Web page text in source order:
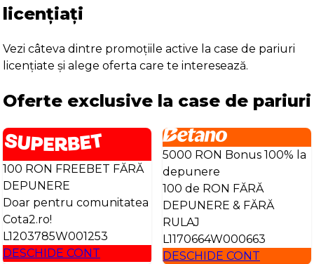
licențiați
Vezi câteva dintre promoțiile active la case de pariuri
licențiate și alege oferta care te interesează.
Oferte exclusive la case de pariuri
100 RON FREEBET FĂRĂ
DEPUNERE
Doar pentru comunitatea
Cota2.ro!
L1203785W001253
DESCHIDE CONT
5000 RON Bonus 100% la
depunere
100 de RON FĂRĂ
DEPUNERE & FĂRĂ
RULAJ
L1170664W000663
DESCHIDE CONT